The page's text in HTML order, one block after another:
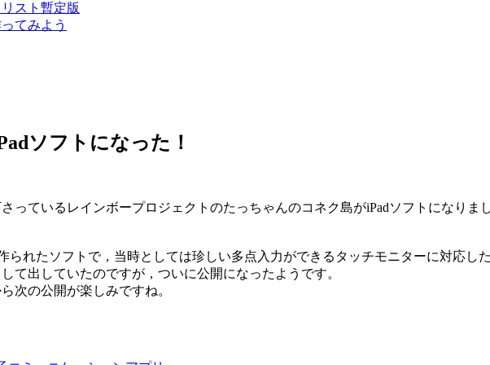
スト暫定版
てみよう
ソフトになった！
っているレインボープロジェクトのたっちゃんのコネク島がiPadソフトになりまし
られたソフトで，当時としては珍しい多点入力ができるタッチモニターに対応し
て出していたのですが，ついに公開になったようです。
次の公開が楽しみですね。